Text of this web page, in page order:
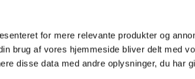
for mere relevante produkter og
brug af vores hjemmeside bliver delt med
disse data med andre oplysninger, du har